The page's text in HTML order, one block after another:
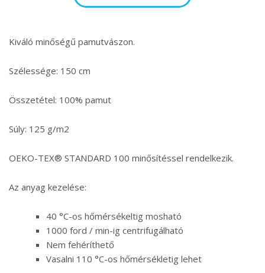
Kiváló minőségű pamutvászon.
Szélessége: 150 cm
Összetétel: 100% pamut
Súly: 125 g/m2
OEKO-TEX® STANDARD 100 minősítéssel rendelkezik.
Az anyag kezelése:
40 °C-os hőmérsékeltig mosható
1000 ford / min-ig centrifugálható
Nem fehéríthető
Vasalni 110 °C-os hőmérsékletig lehet